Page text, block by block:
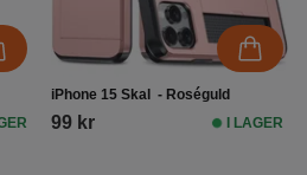
iPhone 15 Skal - Roséguld
99 kr I LAGER